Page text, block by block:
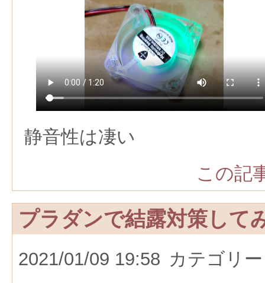
静音性は凄い
この記
プラダンで結露対策して
2021/01/09 19:58 カテゴリ